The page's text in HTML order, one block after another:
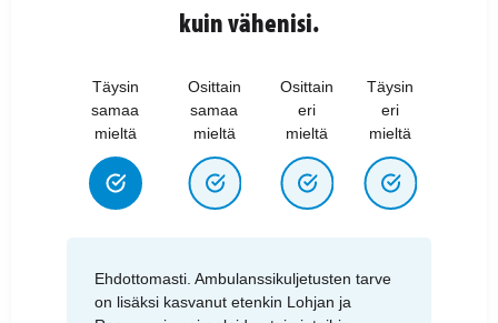
kuin vähenisi.
Täysin
samaa
mieltä
Osittain
samaa
mieltä
Osittain
eri
mieltä
Täysin
eri
mieltä
Ehdottomasti. Ambulanssikuljetusten tarve
on lisäksi kasvanut etenkin Lohjan ja